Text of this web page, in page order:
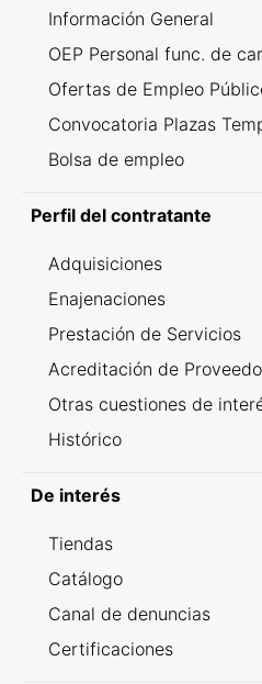
Información General
OEP Personal func. de
Ofertas de Empleo
Convocatoria Plazas
Bolsa de empleo
Perfil del contratante
Adquisiciones
Enajenaciones
Prestación de Servicios
Acreditación de
Otras cuestiones de
Histórico
De interés
Tiendas
Catálogo
Canal de denuncias
Certificaciones